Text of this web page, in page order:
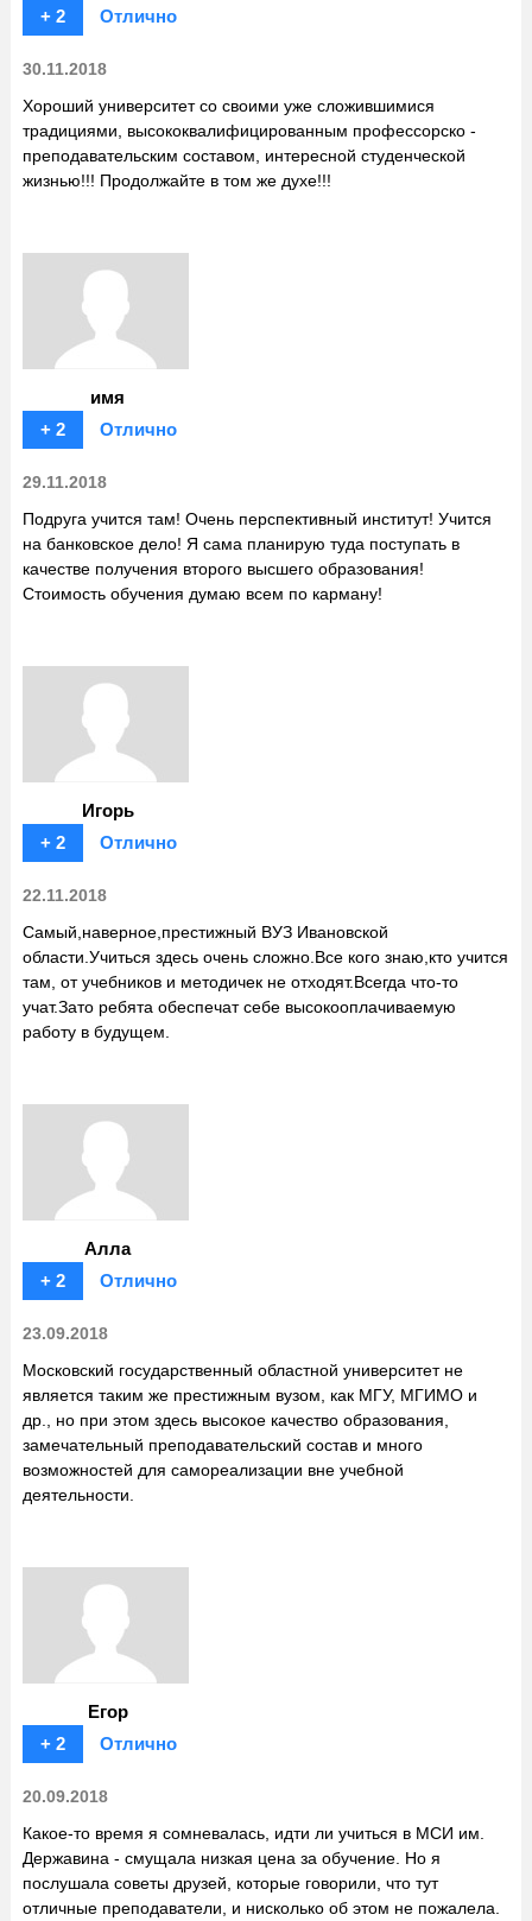
+ 2 Отлично
30.11.2018
Хороший университет со своими уже сложившимися
традициями, высококвалифицированным профессорско -
преподавательским составом, интересной студенческой
жизнью!!! Продолжайте в том же духе!!!
имя
+ 2
Отлично
29.11.2018
Подруга учится там! Очень перспективный институт! Учится
на банковское дело! Я сама планирую туда поступать в
качестве получения второго высшего образования!
Стоимость обучения думаю всем по карману!
Игорь
+ 2
Отлично
22.11.2018
Самый,наверное,престижный ВУЗ Ивановской
области.Учиться здесь очень сложно.Все кого знаю,кто учится
там, от учебников и методичек не отходят.Всегда что-то
учат.Зато ребята обеспечат себе высокооплачиваемую
работу в будущем.
Алла
+ 2
Отлично
23.09.2018
Московский государственный областной университет не
является таким же престижным вузом, как МГУ, МГИМО и
др., но при этом здесь высокое качество образования,
замечательный преподавательский состав и много
возможностей для самореализации вне учебной
деятельности.
Егор
+ 2
Отлично
20.09.2018
Какое-то время я сомневалась, идти ли учиться в МСИ им.
Державина - смущала низкая цена за обучение. Но я
послушала советы друзей, которые говорили, что тут
отличные преподаватели, и нисколько об этом не пожалела.